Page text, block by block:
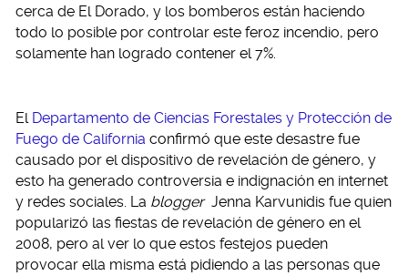
cerca de El Dorado, y los bomberos están haciendo
todo lo posible por controlar este feroz incendio, pero
solamente han logrado contener el 7%.
El Departamento de Ciencias Forestales y Protección de
Fuego de California confirmó que este desastre fue
causado por el dispositivo de revelación de género, y
esto ha generado controversia e indignación en internet
y redes sociales. La blogger Jenna Karvunidis fue quien
popularizó las fiestas de revelación de género en el
2008, pero al ver lo que estos festejos pueden
provocar ella misma está pidiendo a las personas que